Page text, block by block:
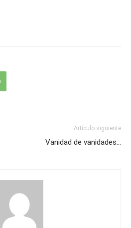
Artículo siguiente
Vanidad de vanidades…